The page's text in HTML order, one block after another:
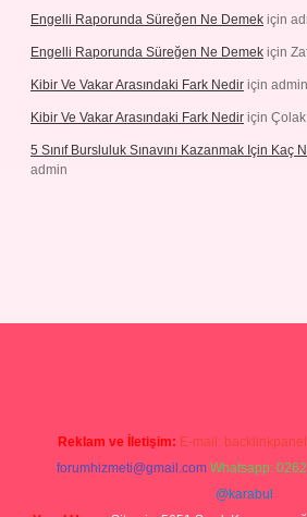
Engelli Raporunda Süreğen Ne Demek için
Engelli Raporunda Süreğen Ne Demek için
Kibir Ve Vakar Arasındaki Fark Nedir için admin
Kibir Ve Vakar Arasındaki Fark Nedir için Çolak
5 Sınıf Bursluluk Sınavını Kazanmak Için Kaç
admin
Reklam ve İletişim: E-mail:
forumhizmeti@gmail.com Whatsapp:
@karabul